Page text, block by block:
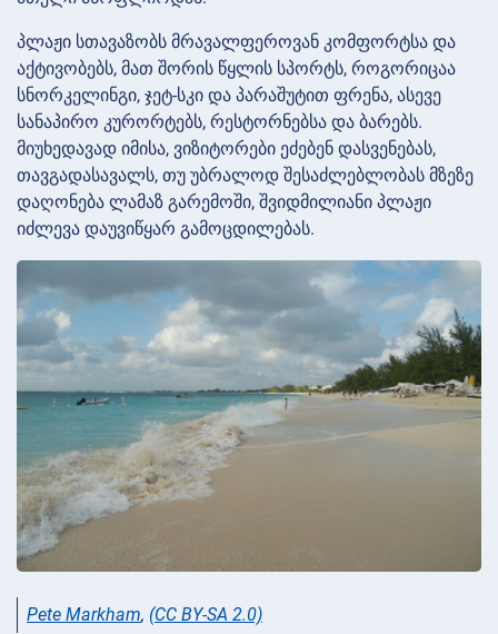
პლაჟი სთავაზობს მრავალფეროვან კომფორტსა და
აქტივობებს, მათ შორის წყლის სპორტს, როგორიცაა
სნორკელინგი, ჯეტ-სკი და პარაშუტით ფრენა, ასევე
სანაპირო კურორტებს, რესტორნებსა და ბარებს.
მიუხედავად იმისა, ვიზიტორები ეძებენ დასვენებას,
თავგადასავალს, თუ უბრალოდ შესაძლებლობას მზეზე
დაღონება ლამაზ გარემოში, შვიდმილიანი პლაჟი
იძლევა დაუვიწყარ გამოცდილებას.
Pete Markham, (CC BY-SA 2.0)